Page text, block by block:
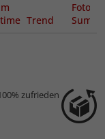
Trend
zufrieden